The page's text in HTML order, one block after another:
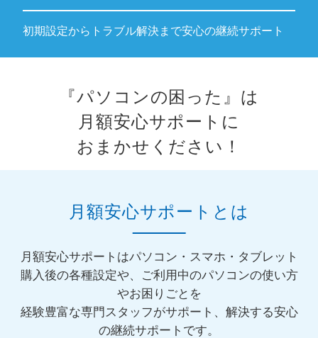
初期設定からトラブル解決まで安心の継続サポート
『パソコンの困った』は
月額安心サポートに
おまかせください！
月額安心サポートとは
月額安心サポートはパソコン・スマホ・タブレット
購入後の各種設定や、ご利用中のパソコンの使い方
やお困りごとを
経験豊富な専門スタッフがサポート、解決する安心
の継続サポートです。